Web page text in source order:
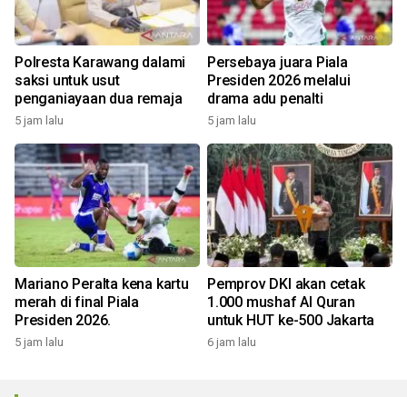
Polresta Karawang dalami
saksi untuk usut
penganiayaan dua remaja
5 jam lalu
Persebaya juara Piala
Presiden 2026 melalui
drama adu penalti
5 jam lalu
Mariano Peralta kena kartu
merah di final Piala
Presiden 2026.
5 jam lalu
Pemprov DKI akan cetak
1.000 mushaf Al Quran
untuk HUT ke-500 Jakarta
6 jam lalu